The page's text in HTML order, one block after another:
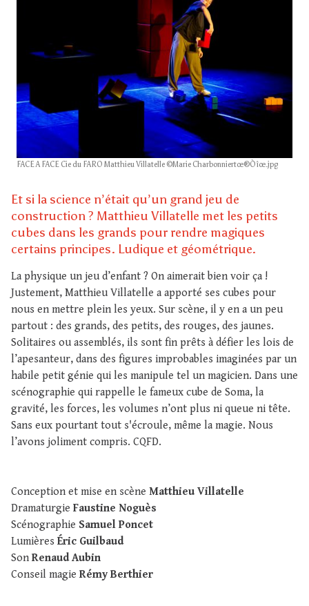
FACE A FACE Cie du FARO Matthieu Villatelle ©Marie Charbonniertœ®Òîœ.jpg
Et si la science n’était qu’un grand jeu de
construction ? Matthieu Villatelle met les petits
cubes dans les grands pour rendre magiques
certains principes. Ludique et géométrique.
La physique un jeu d’enfant ? On aimerait bien voir ça !
Justement, Matthieu Villatelle a apporté ses cubes pour
nous en mettre plein les yeux. Sur scène, il y en a un peu
partout : des grands, des petits, des rouges, des jaunes.
Solitaires ou assemblés, ils sont fin prêts à défier les lois de
l’apesanteur, dans des figures improbables imaginées par un
habile petit génie qui les manipule tel un magicien. Dans une
scénographie qui rappelle le fameux cube de Soma, la
gravité, les forces, les volumes n’ont plus ni queue ni tête.
Sans eux pourtant tout s'écroule, même la magie. Nous
l’avons joliment compris. CQFD.
Conception et mise en scène Matthieu Villatelle
Dramaturgie Faustine Noguès
Scénographie Samuel Poncet
Lumières Éric Guilbaud
Son Renaud Aubin
Conseil magie Rémy Berthier